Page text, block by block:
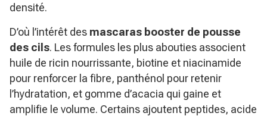
densité.
D’où l’intérêt des mascaras booster de pousse
des cils. Les formules les plus abouties associent
huile de ricin nourrissante, biotine et niacinamide
pour renforcer la fibre, panthénol pour retenir
l’hydratation, et gomme d’acacia qui gaine et
amplifie le volume. Certains ajoutent peptides, acide